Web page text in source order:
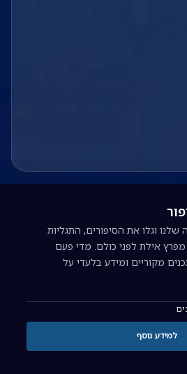
וגלו את הסיפורים, התגליות
אילת לפני כולם. מדי פעם
מקוריים ומידע בלעדי על
למידע נוסף